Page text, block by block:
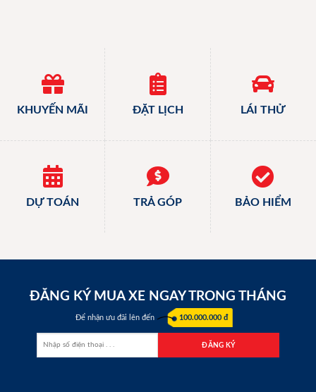
KHUYẾN MÃI ĐẶT LỊCH LÁI THỬ
DỰ TOÁN TRẢ GÓP BẢO HIỂM
ĐĂNG KÝ MUA XE NGAY TRONG THÁNG
Để nhận ưu đãi lên đến 100.000.000 đ